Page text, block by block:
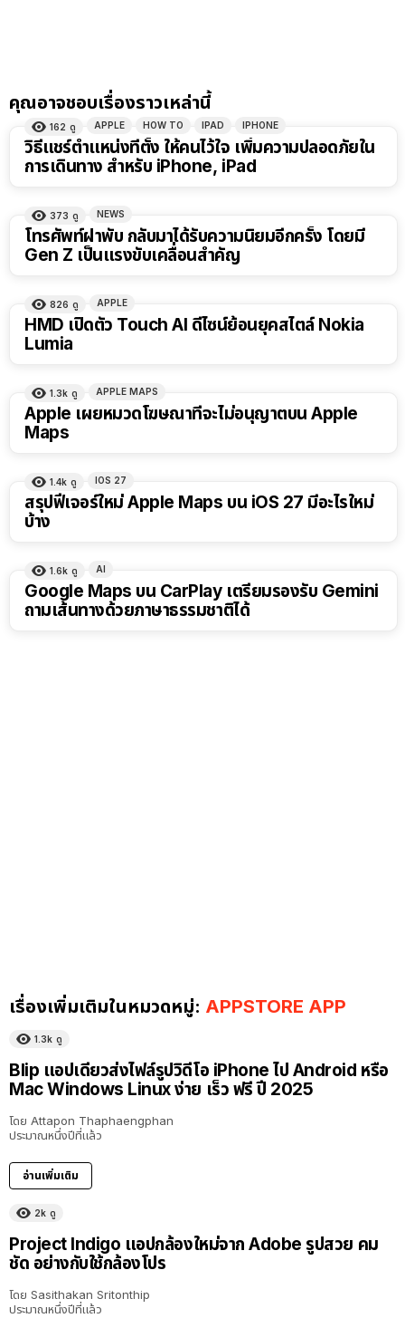
คุณอาจชอบเรื่องราวเหล่านี้
162 ดู APPLE HOW TO IPAD IPHONE
วิธีแชร์ตำแหน่งที่ตั้ง ให้คนไว้ใจ เพิ่มความปลอดภัยใน
การเดินทาง สำหรับ iPhone, iPad
373 ดู NEWS
โทรศัพท์ฝาพับ กลับมาได้รับความนิยมอีกครั้ง โดยมี
Gen Z เป็นแรงขับเคลื่อนสำคัญ
826 ดู APPLE
HMD เปิดตัว Touch AI ดีไซน์ย้อนยุคสไตล์ Nokia
Lumia
1.3k ดู APPLE MAPS
Apple เผยหมวดโฆษณาที่จะไม่อนุญาตบน Apple
Maps
1.4k ดู IOS 27
สรุปฟีเจอร์ใหม่ Apple Maps บน iOS 27 มีอะไรใหม่
บ้าง
1.6k ดู AI
Google Maps บน CarPlay เตรียมรองรับ Gemini
ถามเส้นทางด้วยภาษาธรรมชาติได้
เรื่องเพิ่มเติมในหมวดหมู่: APPSTORE APP
1.3k ดู
Blip แอปเดียวส่งไฟล์รูปวิดีโอ iPhone ไป Android หรือ
Mac Windows Linux ง่าย เร็ว ฟรี ปี 2025
โดย Attapon Thaphaengphan
ประมาณหนึ่งปีที่แล้ว
อ่านเพิ่มเติม
2k ดู
Project Indigo แอปกล้องใหม่จาก Adobe รูปสวย คม
ชัด อย่างกับใช้กล้องโปร
โดย Sasithakan Sritonthip
ประมาณหนึ่งปีที่แล้ว